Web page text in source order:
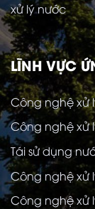
xử lý nước
LĨNH VỰC
Công nghệ xử
Công nghệ xử
Tái sử dụng
Công nghệ xử
Công nghệ xử